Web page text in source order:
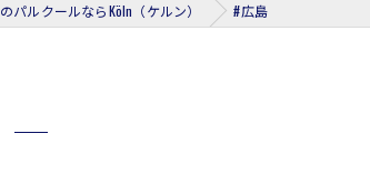
パルクールならKöln（ケルン） #広島